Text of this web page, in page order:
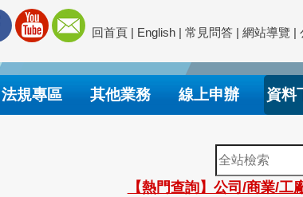
回首頁 | English | 常見問答 | 網站導覽 |
法規專區 其他業務 線上申辦 資料
全
站
檢
【熱門查詢】公司/商業/工